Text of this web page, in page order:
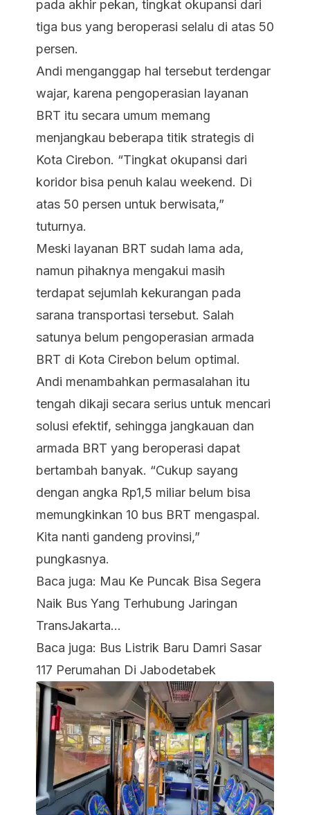
pada akhir pekan, tingkat okupansi dari
tiga bus yang beroperasi selalu di atas 50
persen.
Andi menganggap hal tersebut terdengar
wajar, karena pengoperasian layanan
BRT itu secara umum memang
menjangkau beberapa titik strategis di
Kota Cirebon. “Tingkat okupansi dari
koridor bisa penuh kalau weekend. Di
atas 50 persen untuk berwisata,”
tuturnya.
Meski layanan BRT sudah lama ada,
namun pihaknya mengakui masih
terdapat sejumlah kekurangan pada
sarana transportasi tersebut. Salah
satunya belum pengoperasian armada
BRT di Kota Cirebon belum optimal.
Andi menambahkan permasalahan itu
tengah dikaji secara serius untuk mencari
solusi efektif, sehingga jangkauan dan
armada BRT yang beroperasi dapat
bertambah banyak. “Cukup sayang
dengan angka Rp1,5 miliar belum bisa
memungkinkan 10 bus BRT mengaspal.
Kita nanti gandeng provinsi,”
pungkasnya.
Baca juga: Mau Ke Puncak Bisa Segera
Naik Bus Yang Terhubung Jaringan
TransJakarta…
Baca juga: Bus Listrik Baru Damri Sasar
117 Perumahan Di Jabodetabek